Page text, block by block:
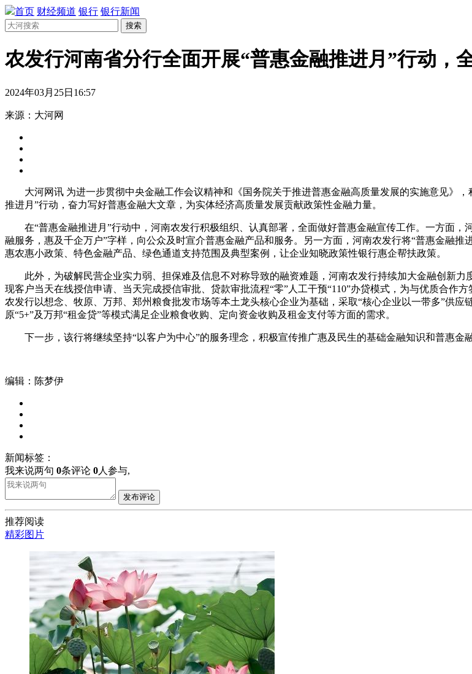
首页 财经频道 银行 银行新闻
搜索
农发行河南省分行全面开展“普惠金融推进月”行动，
2024年03月25日16:57
来源：大河网
大河网讯 为进一步贯彻中央金融工作会议精神和《国务院关于推进普惠金融高质量发展的实施意见》
推进月”行动，奋力写好普惠金融大文章，为实体经济高质量发展贡献政策性金融力量。
在“普惠金融推进月”行动中，河南农发行积极组织、认真部署，全面做好普惠金融宣传工作。一方面
融服务，惠及千企万户”字样，向公众及时宣介普惠金融产品和服务。另一方面，河南农发行将“普惠金融
惠农惠小政策、特色金融产品、绿色通道支持范围及典型案例，让企业知晓政策性银行惠企帮扶政策。
此外，为破解民营企业实力弱、担保难及信息不对称导致的融资难题，河南农发行持续加大金融创新
现客户当天在线授信申请、当天完成授信审批、贷款审批流程“零”人工干预“110”办贷模式，为与优质合作
农发行以想念、牧原、万邦、郑州粮食批发市场等本土龙头核心企业为基础，采取“核心企业以一带多”供
原“5+”及万邦“租金贷”等模式满足企业粮食收购、定向资金收购及租金支付等方面的需求。
下一步，该行将继续坚持“以客户为中心”的服务理念，积极宣传推广惠及民生的基础金融知识和普惠金
编辑：陈梦伊
新闻标签：
我来说两句 0条评论 0人参与,
发布评论
推荐阅读